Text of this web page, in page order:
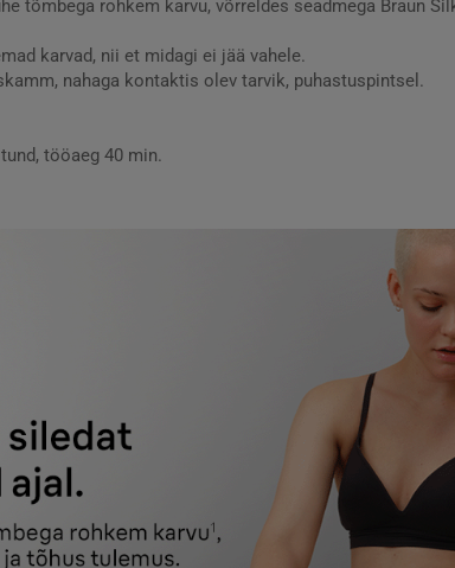
tõmbega rohkem karvu, võrreldes seadmega Braun
karvad, nii et midagi ei jää vahele.
nahaga kontaktis olev tarvik, puhastuspintsel.
tööaeg 40 min.